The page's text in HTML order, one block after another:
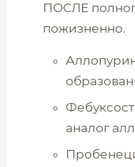
ПОСЛЕ
пожизненно.
аналог